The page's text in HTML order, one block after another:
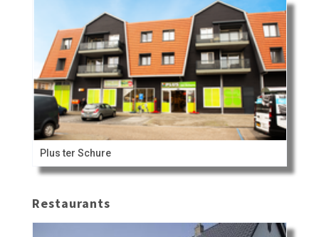
Plus ter Schure
Restaurants